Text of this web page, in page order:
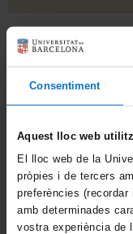
Consentiment
Aquest lloc web
El lloc web de la
pròpies i de tercers
preferències
amb determinades
vostra experiència de
Si ets estudiant:
93 355 60 00
Portal d'Estudiants
Si ets antic
Web Alumni